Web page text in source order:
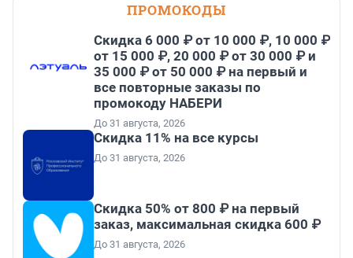
ПРОМОКОДЫ
Скидка 6 000 ₽ от 10 000 ₽, 10 000 ₽
от 15 000 ₽, 20 000 ₽ от 30 000 ₽ и
35 000 ₽ от 50 000 ₽ на первый и
все повторные заказы по
промокоду НАБЕРИ
До 31 августа, 2026
Скидка 11% на все курсы
До 31 августа, 2026
Скидка 50% от 800 ₽ на первый
заказ, максимальная скидка 600 ₽
До 31 августа, 2026